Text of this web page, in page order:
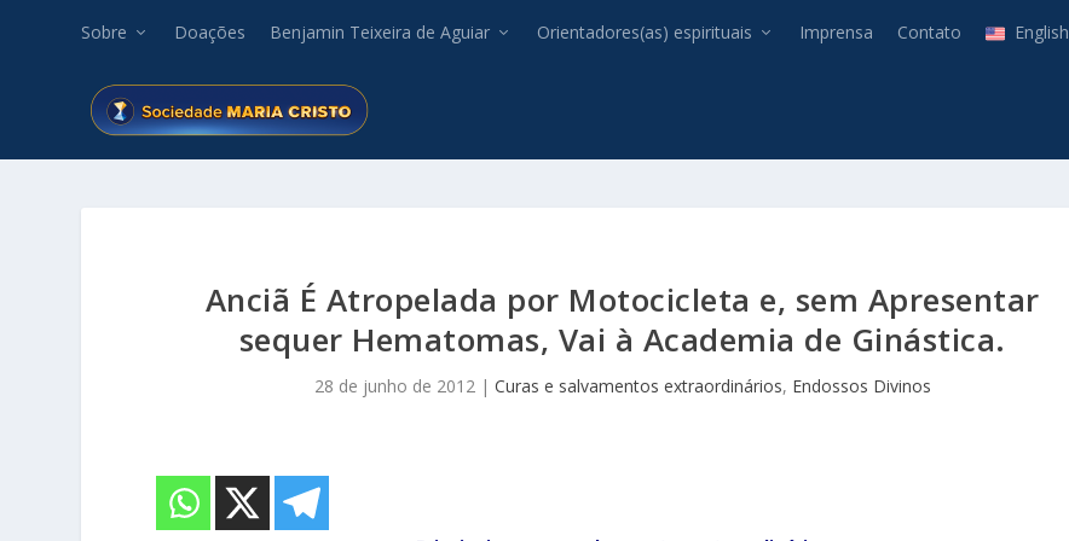
Sobre Doações Benjamin Teixeira de Aguiar Orientadores(as) espirituais Imprensa Contato English
Anciã É Atropelada por Motocicleta e, sem Apresentar
sequer Hematomas, Vai à Academia de Ginástica.
28 de junho de 2012| Curas e salvamentos extraordinários, Endossos Divinos